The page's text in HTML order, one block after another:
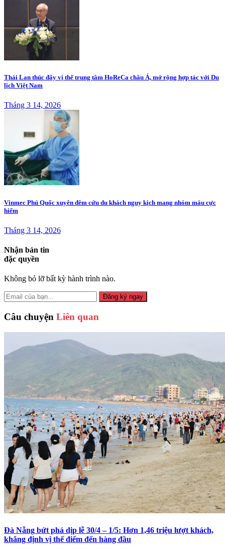
Thái Lan thúc đẩy vị thế trung tâm HoReCa châu Á, mở rộng hợp tác với Du
lịch Việt Nam
Tháng 3 14, 2026
Vinmec Phú Quốc xuyên đêm cứu du khách nguy kịch mang nhóm máu cực
hiếm
Tháng 3 14, 2026
Nhận bản tin
đặc quyền
Không bỏ lỡ bất kỳ hành trình nào.
Đăng ký ngay
Câu chuyện Liên quan
Đà Nẵng bứt phá dịp lễ 30/4 – 1/5: Hơn 1,46 triệu lượt khách,
khẳng định vị thế điểm đến hàng đầu